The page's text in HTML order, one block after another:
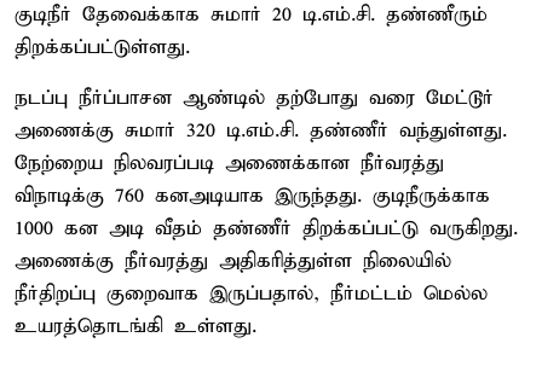
குடிநீர் தேவைக்காக சுமார் 20 டி.எம்.சி. தண்ணீரும்
திறக்கப்பட்டுள்ளது.
நடப்பு நீர்ப்பாசன ஆண்டில் தற்போது வரை மேட்டூர்
அணைக்கு சுமார் 320 டி.எம்.சி. தண்ணீர் வந்துள்ளது.
நேற்றைய நிலவரப்படி அணைக்கான நீர்வரத்து
விநாடிக்கு 760 கனஅடியாக இருந்தது. குடிநீருக்காக
1000 கன அடி வீதம் தண்ணீர் திறக்கப்பட்டு வருகிறது.
அணைக்கு நீர்வரத்து அதிகரித்துள்ள நிலையில்
நீர்திறப்பு குறைவாக இருப்பதால், நீர்மட்டம் மெல்ல
உயரத்தொடங்கி உள்ளது.